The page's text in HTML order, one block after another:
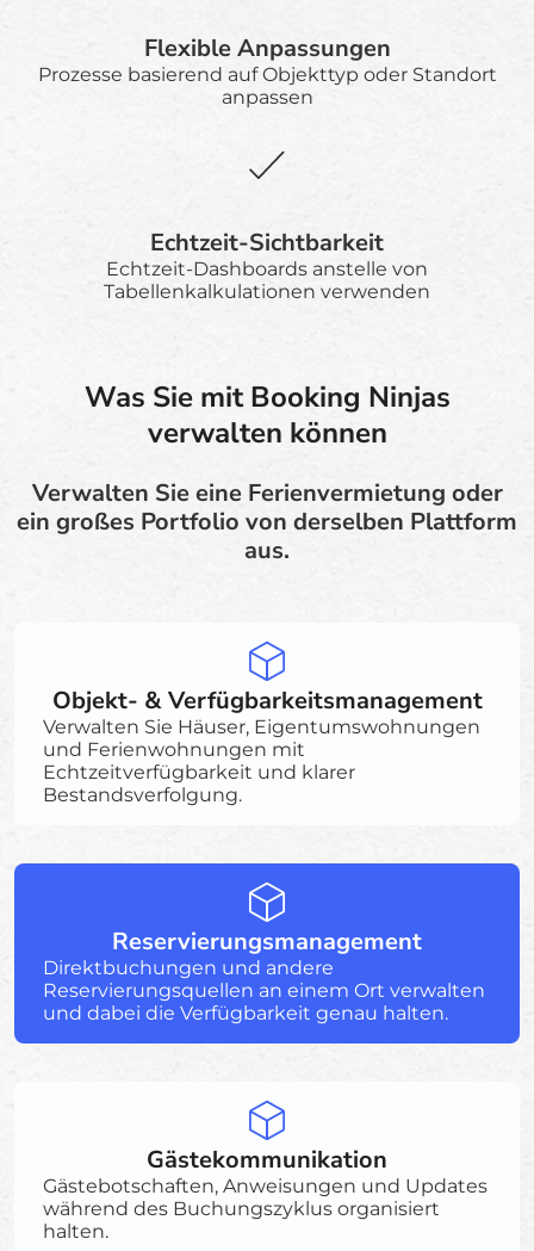
Flexible Anpassungen
Prozesse basierend auf Objekttyp oder Standort
anpassen
Echtzeit-Sichtbarkeit
Echtzeit-Dashboards anstelle von
Tabellenkalkulationen verwenden
Was Sie mit Booking Ninjas
verwalten können
Verwalten Sie eine Ferienvermietung oder
ein großes Portfolio von derselben Plattform
aus.
Objekt- & Verfügbarkeitsmanagement
Verwalten Sie Häuser, Eigentumswohnungen
und Ferienwohnungen mit
Echtzeitverfügbarkeit und klarer
Bestandsverfolgung.
Reservierungsmanagement
Direktbuchungen und andere
Reservierungsquellen an einem Ort verwalten
und dabei die Verfügbarkeit genau halten.
Gästekommunikation
Gästebotschaften, Anweisungen und Updates
während des Buchungszyklus organisiert
halten.